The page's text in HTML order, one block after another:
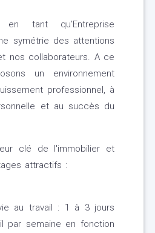
en tant qu’Entreprise
symétrie des attentions
nos collaborateurs. A ce
un environnement
professionnel, à
et au succès du
clé de l'immobilier et
attractifs :
au travail : 1 à 3 jours
par semaine en fonction